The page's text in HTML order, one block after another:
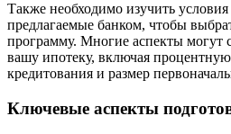
Также необходимо изучить
предлагаемые банком, чтобы
программу. Многие аспекты могут
вашу ипотеку, включая процентную
кредитования и размер
Ключевые аспекты